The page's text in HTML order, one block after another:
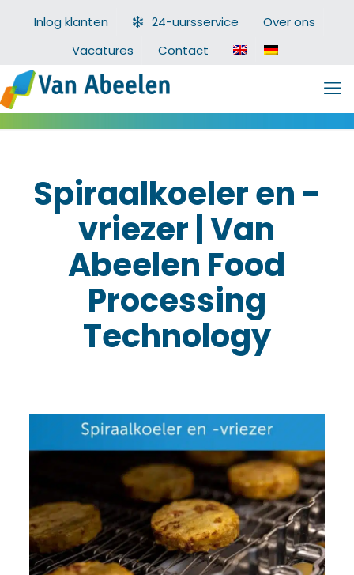
Inlog klanten 24-uursservice
Over ons
Vacatures
Contact
Spiraalkoeler en -
vriezer | Van
Abeelen Food
Processing
Technology